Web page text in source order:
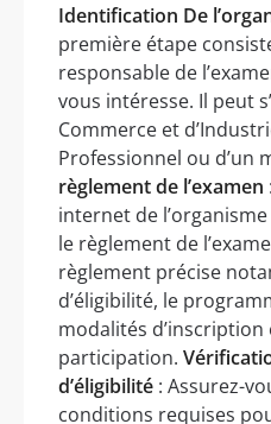
Identification De
première étape
responsable de
vous intéresse. Il peut
Commerce et
Professionnel ou d’un
règlement de l’examen
internet de
le règlement de
règlement précise
d’éligibilité, le
modalités d’inscription
participation.
d’éligibilité : Assurez-
conditions requises